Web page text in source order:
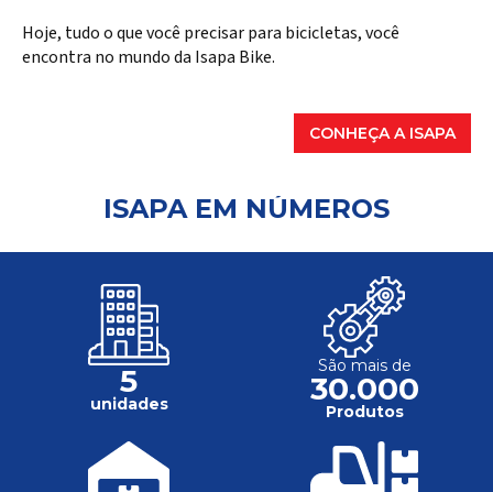
Hoje, tudo o que você precisar para bicicletas, você
encontra no mundo da Isapa Bike.
CONHEÇA A ISAPA
ISAPA EM NÚMEROS
5
unidades
São mais de
30.000
Produtos